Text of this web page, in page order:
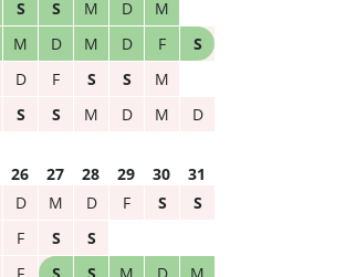
S S M D
M
M D M D F
S
D F S S
M
S S M D M D
26 27 28 29 30
31
D M D F S
S
F S
S